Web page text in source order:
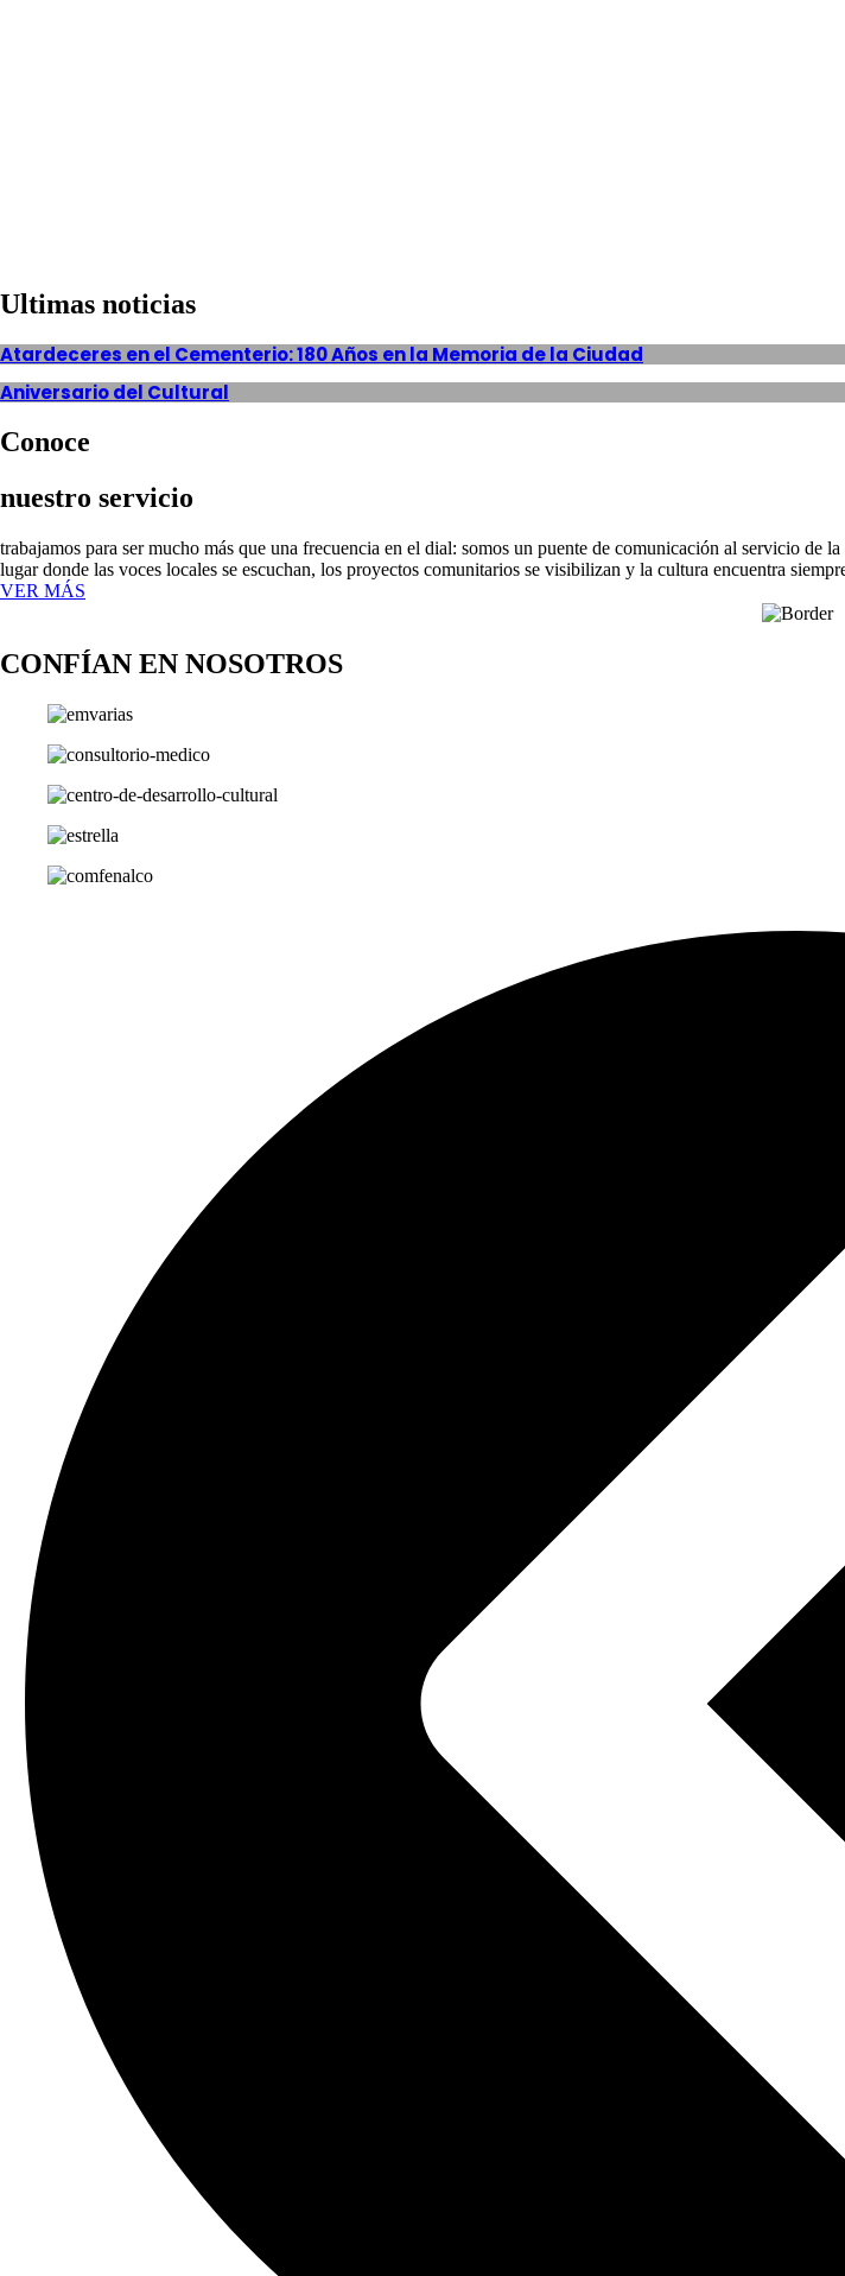
Ultimas noticias
Atardeceres en el Cementerio: 180 Años en la Memoria de la Ciudad
Aniversario del Cultural
Conoce
nuestro servicio
trabajamos para ser mucho más que una frecuencia en el dial: somos un puente de comunicación al servicio de
lugar donde las voces locales se escuchan, los proyectos comunitarios se visibilizan y la cultura encuentra
VER MÁS
CONFÍAN EN NOSOTROS